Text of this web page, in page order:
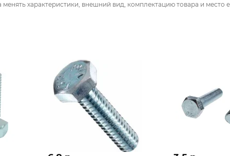
характеристики, внешний вид, комплектацию товара и место